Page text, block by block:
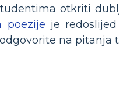
otkriti
poezije je
na pitanja